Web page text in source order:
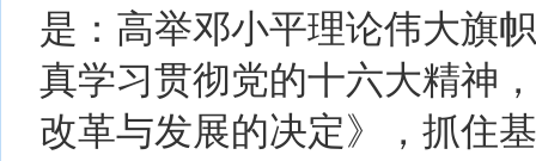
是：高举邓小平理论伟大旗
真学习贯彻党的十六大精神
改革与发展的决定》，抓住